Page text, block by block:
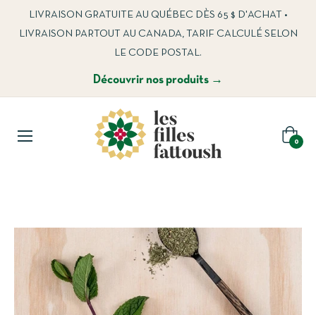
LIVRAISON GRATUITE AU QUÉBEC DÈS 65 $ D'ACHAT •
LIVRAISON PARTOUT AU CANADA, TARIF CALCULÉ SELON
LE CODE POSTAL.
Découvrir nos produits →
Panier
0